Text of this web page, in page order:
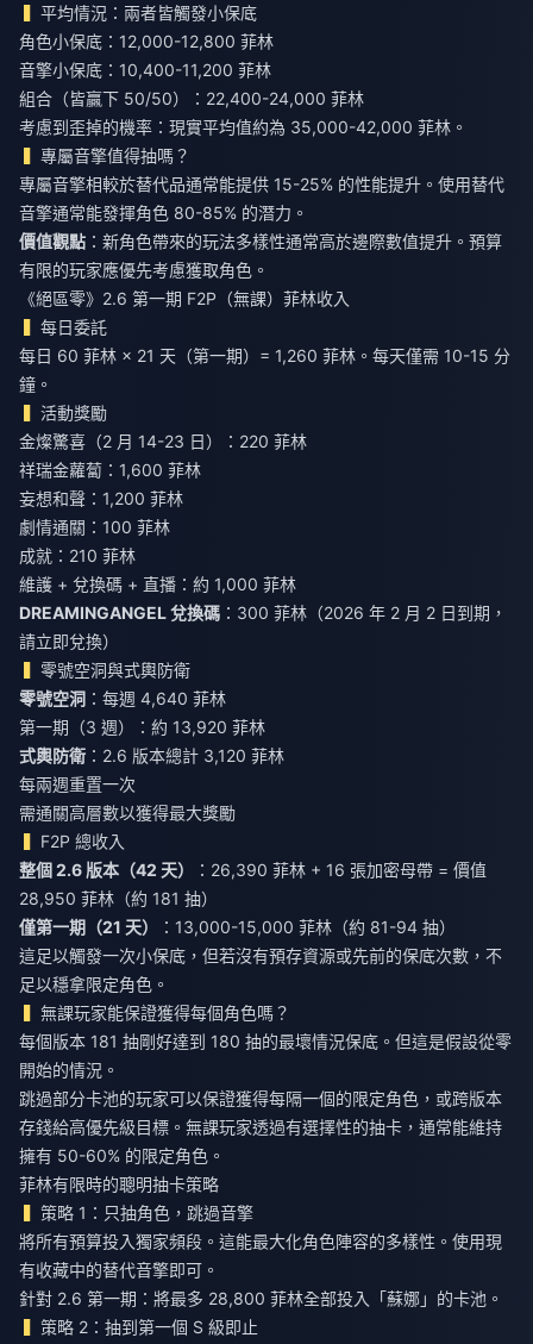
平均情況：兩者皆觸發小保底
角色小保底：12,000-12,800 菲林
音擎小保底：10,400-11,200 菲林
組合（皆贏下 50/50）：22,400-24,000 菲林
考慮到歪掉的機率：現實平均值約為 35,000-42,000 菲林。
專屬音擎值得抽嗎？
專屬音擎相較於替代品通常能提供 15-25% 的性能提升。使用替代
音擎通常能發揮角色 80-85% 的潛力。
價值觀點 ：新角色帶來的玩法多樣性通常高於邊際數值提升。預算
有限的玩家應優先考慮獲取角色。
《絕區零》2.6 第一期 F2P（無課）菲林收入
每日委託
每日 60 菲林 × 21 天（第一期）= 1,260 菲林。每天僅需 10-15 分
鐘。
活動獎勵
金燦驚喜（2 月 14-23 日）：220 菲林
祥瑞金蘿蔔：1,600 菲林
妄想和聲：1,200 菲林
劇情通關：100 菲林
成就：210 菲林
維護 + 兌換碼 + 直播：約 1,000 菲林
DREAMINGANGEL 兌換碼 ：300 菲林（2026 年 2 月 2 日到期，
請立即兌換）
零號空洞與式輿防衛
零號空洞 ：每週 4,640 菲林
第一期（3 週）：約 13,920 菲林
式輿防衛 ：2.6 版本總計 3,120 菲林
每兩週重置一次
需通關高層數以獲得最大獎勵
F2P 總收入
整個 2.6 版本（42 天）
：26,390 菲林 + 16 張加密母帶 = 價值
28,950 菲林（約 181 抽）
僅第一期（21 天）
：13,000-15,000 菲林（約 81-94 抽）
這足以觸發一次小保底，但若沒有預存資源或先前的保底次數，不
足以穩拿限定角色。
無課玩家能保證獲得每個角色嗎？
每個版本 181 抽剛好達到 180 抽的最壞情況保底。但這是假設從零
開始的情況。
跳過部分卡池的玩家可以保證獲得每隔一個的限定角色，或跨版本
存錢給高優先級目標。無課玩家透過有選擇性的抽卡，通常能維持
擁有 50-60% 的限定角色。
菲林有限時的聰明抽卡策略
策略 1：只抽角色，跳過音擎
將所有預算投入獨家頻段。這能最大化角色陣容的多樣性。使用現
有收藏中的替代音擎即可。
針對 2.6 第一期：將最多 28,800 菲林全部投入「蘇娜」的卡池。
策略 2：抽到第一個 S 級即止